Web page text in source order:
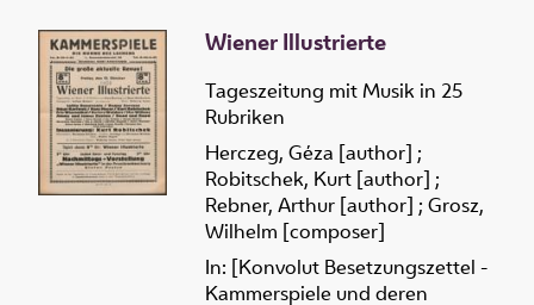
Wiener Illustrierte
Tageszeitung mit Musik in 25
Rubriken
Herczeg, Géza [author] ;
Robitschek, Kurt [author] ;
Rebner, Arthur [author] ; Grosz,
Wilhelm [composer]
In: [Konvolut Besetzungszettel -
Kammerspiele und deren